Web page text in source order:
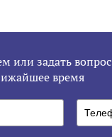
или задать вопрос
время